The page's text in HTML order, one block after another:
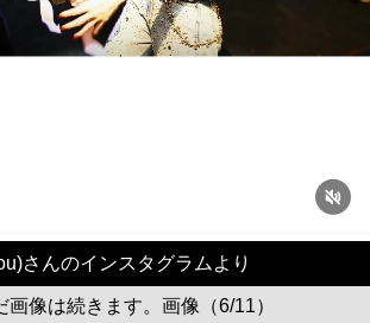
さんのインスタグラムより
画像は続きます。画像（6/11）